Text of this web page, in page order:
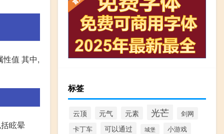
性值 其中,
眩晕
标签
云顶 元气 元素 光芒
剑网
卡丁车
可以通过 城堡
小游戏